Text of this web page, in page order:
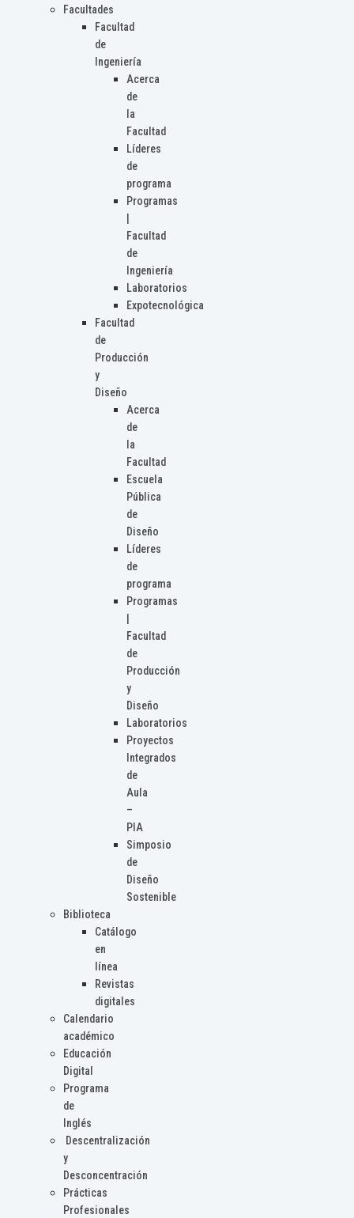
Facultades
Facultad
de
Ingeniería
Acerca
de
la
Facultad
Líderes
de
programa
Programas
Facultad
de
Ingeniería
Laboratorios
Expotecnológica
Facultad
de
Producción
y
Diseño
Acerca
de
la
Facultad
Escuela
Pública
de
Diseño
Líderes
de
programa
Programas
Facultad
de
Producción
y
Diseño
Laboratorios
Proyectos
Integrados
de
Aula
–
PIA
Simposio
de
Diseño
Sostenible
Biblioteca
Catálogo
en
línea
Revistas
digitales
Calendario
académico
Educación
Digital
Programa
de
Inglés
Descentralización
y
Desconcentración
Prácticas
Profesionales